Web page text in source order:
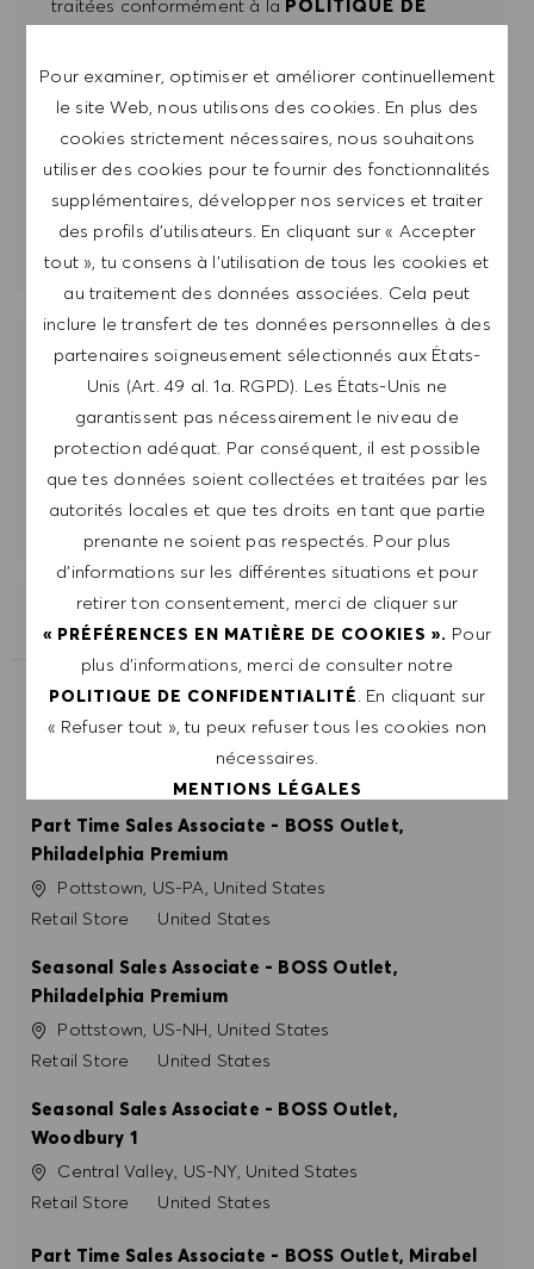
Pour examiner, optimiser et améliorer continuellement
le site Web, nous utilisons des cookies. En plus des
cookies strictement nécessaires, nous souhaitons
utiliser des cookies pour te fournir des fonctionnalités
supplémentaires, développer nos services et traiter
des profils d’utilisateurs. En cliquant sur « Accepter
tout », tu consens à l’utilisation de tous les cookies et
au traitement des données associées. Cela peut
inclure le transfert de tes données personnelles à des
partenaires soigneusement sélectionnés aux États-
Unis (Art. 49 al. 1a. RGPD). Les États-Unis ne
garantissent pas nécessairement le niveau de
protection adéquat. Par conséquent, il est possible
que tes données soient collectées et traitées par les
autorités locales et que tes droits en tant que partie
prenante ne soient pas respectés. Pour plus
d’informations sur les différentes situations et pour
retirer ton consentement, merci de cliquer sur
« PRÉFÉRENCES EN MATIÈRE DE COOKIES ». Pour
plus d’informations, merci de consulter notre
POLITIQUE DE CONFIDENTIALITÉ . En cliquant sur
« Refuser tout », tu peux refuser tous les cookies non
nécessaires.
MENTIONS LÉGALES
PRÉFÉRENCES EN MATIÈRE DE COOKIES
REFUSER TOUT
ACCEPTER TOUT
traitées conformément à la POLITIQUE DE
Saisir l'adresse e-mail (obligatoire)
ENVOYER
GÉRER LES ALERTES
OBTIENS DES RECOMMANDATIONS
D'EMPLOI PERSONNALISÉES EN
FONCTION DE TES INTÉRÊTS.
POSTES SIMILAIRES
Part Time Sales Associate - BOSS Outlet -
Part Time Sales Associate - BOSS Outlet,
Philadelphia Premium
SitePottstown, US-PA, United States
Catégorie
Retail Store United States
Seasonal Sales Associate - BOSS Outlet,
Philadelphia Premium
SitePottstown, US-NH, United States
Catégorie
Retail Store United States
Seasonal Sales Associate - BOSS Outlet,
Woodbury 1
SiteCentral Valley, US-NY, United States
Catégorie
Retail Store United States
Part Time Sales Associate - BOSS Outlet, Mirabel